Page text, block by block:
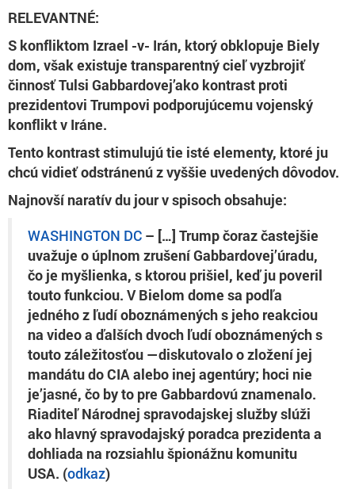
RELEVANTNÉ:
S konfliktom Izrael -v- Irán, ktorý obklopuje Biely
dom, však existuje transparentný cieľ vyzbrojiť
činnosť Tulsi Gabbardovej’ako kontrast proti
prezidentovi Trumpovi podporujúcemu vojenský
konflikt v Iráne.
Tento kontrast stimulujú tie isté elementy, ktoré ju
chcú vidieť odstránenú z vyššie uvedených dôvodov.
Najnovší naratív du jour v spisoch obsahuje:
WASHINGTON DC – […] Trump čoraz častejšie
uvažuje o úplnom zrušení Gabbardovej’úradu,
čo je myšlienka, s ktorou prišiel, keď ju poveril
touto funkciou. V Bielom dome sa podľa
jedného z ľudí oboznámených s jeho reakciou
na video a ďalších dvoch ľudí oboznámených s
touto záležitosťou —diskutovalo o zložení jej
mandátu do CIA alebo inej agentúry; hoci nie
je’jasné, čo by to pre Gabbardovú znamenalo.
Riaditeľ Národnej spravodajskej služby slúži
ako hlavný spravodajský poradca prezidenta a
dohliada na rozsiahlu špionážnu komunitu
USA. (odkaz)